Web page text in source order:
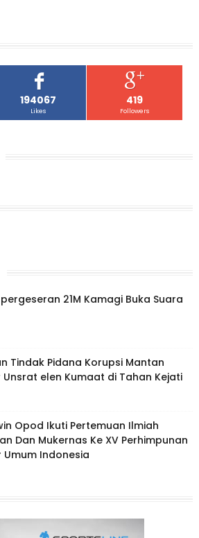
194067
Likes
419
Followers
21M Kamagi Buka Suara
Tindak Pidana Korupsi Mantan
Unsrat elen Kumaat di Tahan Kejati
Opod Ikuti Pertemuan Ilmiah
Dan Mukernas Ke XV Perhimpunan
Umum Indonesia